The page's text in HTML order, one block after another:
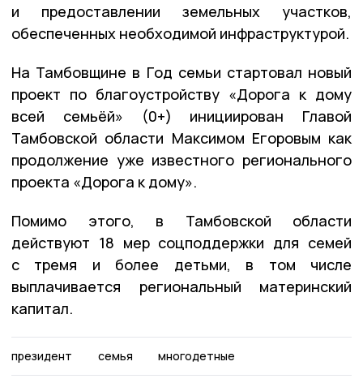
и предоставлении земельных участков,
обеспеченных необходимой инфраструктурой.
На Тамбовщине в Год семьи стартовал новый
проект по благоустройству «Дорога к дому
всей семьёй» (0+) инициирован Главой
Тамбовской области Максимом Егоровым как
продолжение уже известного регионального
проекта «Дорога к дому».
Помимо этого, в Тамбовской области
действуют 18 мер соцподдержки для семей
с тремя и более детьми, в том числе
выплачивается региональный материнский
капитал.
президент семья многодетные